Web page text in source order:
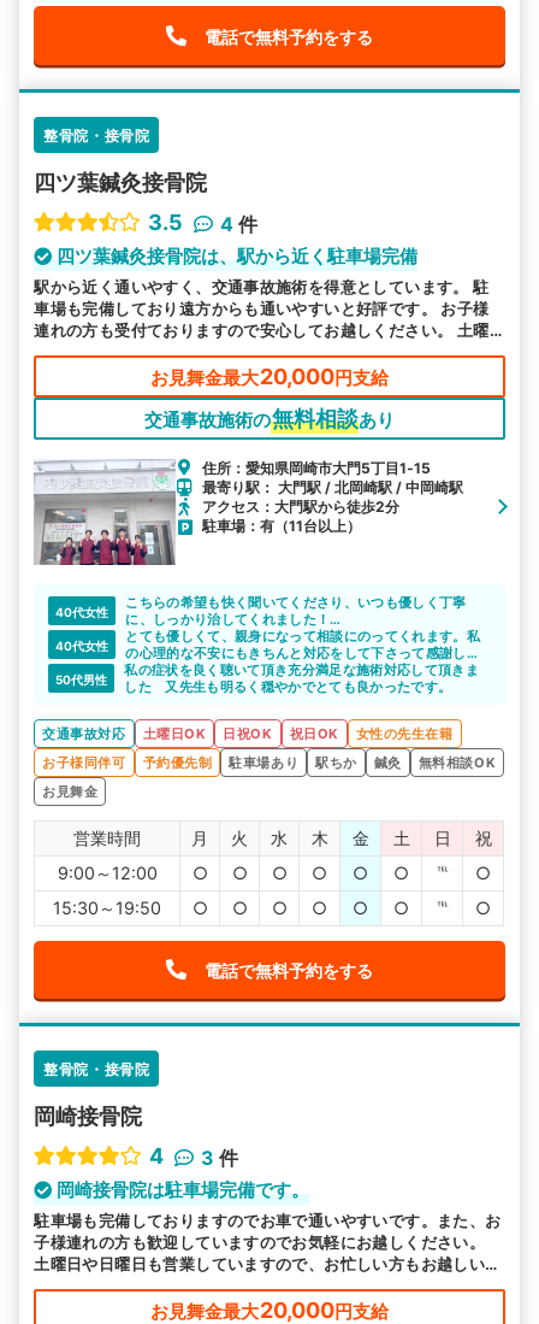
電話で無料予約をする
整骨院・接骨院
四ツ葉鍼灸接骨院
3.5
4 件
四ツ葉鍼灸接骨院は、駅から近く駐車場完備
駅から近く通いやすく、交通事故施術を得意としています。 駐
車場も完備しており遠方からも通いやすいと好評です。 お子様
連れの方も受付ておりますので安心してお越しください。 土曜
日や祝日も営業しておりますので、お忙しい方もお気軽にご利用
お見舞金最大20,000円支給
交通事故施術の無料相談あり
住所：愛知県岡崎市大門5丁目1‐15
最寄り駅： 大門駅 / 北岡崎駅 / 中岡崎駅
アクセス：大門駅から徒歩2分
駐車場：有（11台以上）
40代女性
こちらの希望も快く聞いてくださり、いつも優しく丁寧
に、しっかり治してくれました！
感謝ばかりです。
40代女性
とても優しくて、親身になって相談にのってくれます。私
の心理的な不安にもきちんと対応をして下さって感謝して
います。
50代男性
私の症状を良く聴いて頂き充分満足な施術対応して頂きま
した 又先生も明るく穏やかでとても良かったです。
交通事故対応 土曜日OK 日祝OK 祝日OK
女性の先生在籍
お子様同伴可
予約優先制 駐車場あり 駅ちか 鍼灸
無料相談OK
お見舞金
営業時間 月 火 水 木 金 土 日
祝
9:00～12:00
○ ○ ○ ○ ○ ○ ℡
○
15:30～19:50
○ ○ ○ ○ ○ ○ ℡ ○
電話で無料予約をする
整骨院・接骨院
岡崎接骨院
4
3 件
岡崎接骨院は駐車場完備です。
駐車場も完備しておりますのでお車で通いやすいです。また、お
子様連れの方も歓迎していますのでお気軽にお越しください。
土曜日や日曜日も営業していますので、お忙しい方もお越しいた
だきやすいです。
お見舞金最大20,000円支給